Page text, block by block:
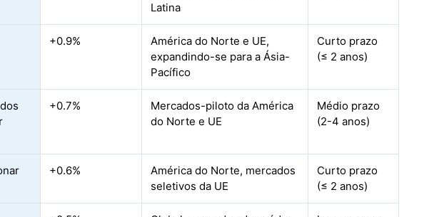
Latina
+0.9%
América do Norte e UE,
expandindo-se para a Ásia-
Pacífico
Curto prazo
(≤ 2 anos)
+0.7%
Mercados-piloto da América
do Norte e UE
Médio prazo
(2-4 anos)
+0.6%
América do Norte, mercados
seletivos da UE
Curto prazo
(≤ 2 anos)